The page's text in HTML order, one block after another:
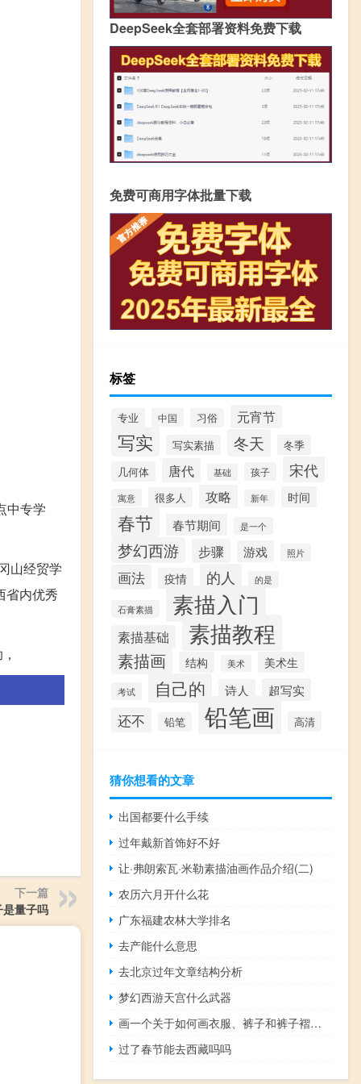
中专学
山经贸学
省内优秀
下一篇
是量子吗
DeepSeek全套部署资料免费下载
免费可商用字体批量下载
标签
专业 中国 习俗 元宵节
写实 写实素描 冬天
冬季
几何体
唐代 基础 孩子 宋代
寓意 很多人 攻略 新年 时间
春节 春节期间 是一个
梦幻西游 步骤 游戏 照片
画法 疫情 的人 的是
石膏素描 素描入门
素描基础 素描教程
素描画 结构 美术 美术生
考试 自己的 诗人 超写实
还不 铅笔 铅笔画 高清
猜你想看的文章
出国都要什么手续
过年戴新首饰好不好
让·弗朗索瓦·米勒素描油画作品介绍(二)
农历六月开什么花
广东福建农林大学排名
去产能什么意思
去北京过年文章结构分析
梦幻西游天宫什么武器
画一个关于如何画衣服、裤子和裤子褶的教程。
过了春节能去西藏吗吗